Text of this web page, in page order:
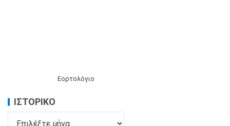
Εορτολόγιο
ΙΣΤΟΡΙΚΌ